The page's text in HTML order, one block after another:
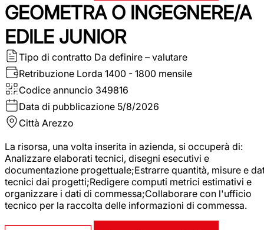
GEOMETRA O INGEGNERE/A
EDILE JUNIOR
Tipo di contratto Da definire – valutare
Retribuzione Lorda 1400 - 1800 mensile
Codice annuncio 349816
Data di pubblicazione 5/8/2026
Città Arezzo
La risorsa, una volta inserita in azienda, si occuperà di:
Analizzare elaborati tecnici, disegni esecutivi e
documentazione progettuale;Estrarre quantità, misure e
tecnici dai progetti;Redigere computi metrici estimativi e
organizzare i dati di commessa;Collaborare con l'ufficio
tecnico per la raccolta delle informazioni di commessa.